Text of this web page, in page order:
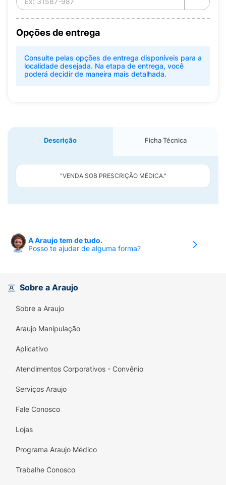
Opções de entrega
Consulte pelas opções de entrega disponíveis para a
localidade desejada. Na etapa de entrega, você
poderá decidir de maneira mais detalhada.
Descrição Ficha Técnica
"VENDA SOB PRESCRIÇÃO MÉDICA."
A Araujo tem de tudo.
Posso te ajudar de alguma forma?
Sobre a Araujo
Sobre a Araujo
Araujo Manipulação
Aplicativo
Atendimentos Corporativos - Convênio
Serviços Araujo
Fale Conosco
Lojas
Programa Araujo Médico
Trabalhe Conosco